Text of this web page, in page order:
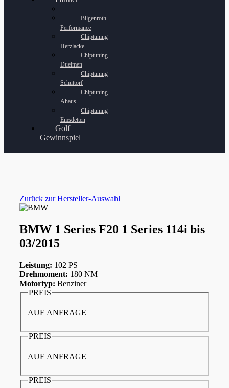
Bilgenroth
Performance
Chiptuning
Herzlacke
Chiptuning
Duelmen
Chiptuning
Schüttorf
Chiptuning
Ahaus
Chiptuning
Emsdetten
Golf
Gewinnspiel
Zurück zur Hersteller-Auswahl
BMW 1 Series F20 1 Series 114i bis
03/2015
Leistung: 102 PS
Drehmoment: 180 NM
Motortyp: Benziner
PREIS
AUF ANFRAGE
PREIS
AUF ANFRAGE
PREIS